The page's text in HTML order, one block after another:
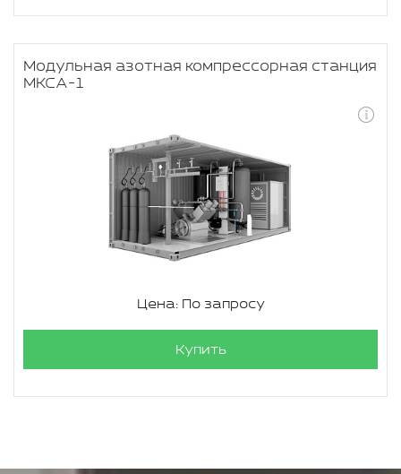
Модульная азотная компрессорная станция
МКСА-1
Цена: По запросу
Купить